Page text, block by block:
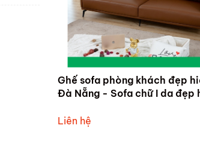
Ghế sofa phòng khách đẹp
Đà Nẵng - Sofa chữ I da đẹp hiện đại
Liên hệ